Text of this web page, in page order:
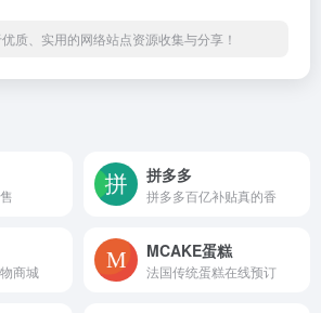
质、实用的网络站点资源收集与分享！
拼多多
拼多多百亿补贴真的香
商城
MCAKE蛋糕
法国传统蛋糕在线预订